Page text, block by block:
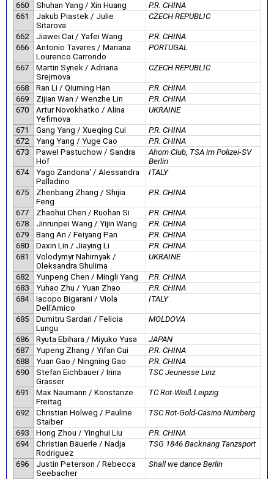
660 Shuhan Yang / Xin Huang
P.R. CHINA
661
Jakub Piastek / Julie
Sitarova
CZECH REPUBLIC
662 Jiawei Cai / Yafei Wang
P.R. CHINA
666
Antonio Tavares / Mariana
Lourenco Carrondo
PORTUGAL
667
Martin Synek / Adriana
Srejmova
CZECH REPUBLIC
668 Ran Li / Qiuming Han
P.R. CHINA
669
Zijian Wan / Wenzhe Lin
P.R. CHINA
670
Artur Novokhatko / Alina
Yefimova
UKRAINE
671 Gang Yang / Xueqing Cui
P.R. CHINA
672
Yang Yang / Yuge Cao
P.R. CHINA
673
Pawel Pastuchow / Sandra
Hof
Ahorn Club, TSA im Polizei-SV
Berlin
674
Yago Zandona' / Alessandra
Palladino
ITALY
675
Zhenbang Zhang / Shijia
Feng
P.R. CHINA
677 Zhaohui Chen / Ruohan Si
P.R. CHINA
678
Jinrunpei Wang / Yijin Wang
P.R. CHINA
679
Bang An / Feiyang Pan
P.R. CHINA
680
Daxin Lin / Jiaying Li
P.R. CHINA
681
Volodymyr Nahirnyak /
Oleksandra Shulima
UKRAINE
682 Yunpeng Chen / Mingli Yang
P.R. CHINA
683
Yuhao Zhu / Yuan Zhao
P.R. CHINA
684
Iacopo Bigarani / Viola
Dell'Amico
ITALY
685
Dumitru Sardari / Felicia
Lungu
MOLDOVA
686 Ryuta Ebihara / Miyuko Yusa
JAPAN
687
Yupeng Zhang / Yifan Cui
P.R. CHINA
688
Yuan Gao / Ningning Gao
P.R. CHINA
690
Stefan Eichbauer / Irina
Grasser
TSC Jeunesse Linz
691
Max Naumann / Konstanze
Freitag
TC Rot-Weiß Leipzig
692
Christian Holweg / Pauline
Staiber
TSC Rot-Gold-Casino Nürnberg
693 Hong Zhou / Yinghui Liu
P.R. CHINA
694
Christian Bäuerle / Nadja
Rodriguez
TSG 1846 Backnang Tanzsport
696
Justin Peterson / Rebecca
Seebacher
Shall we dance Berlin